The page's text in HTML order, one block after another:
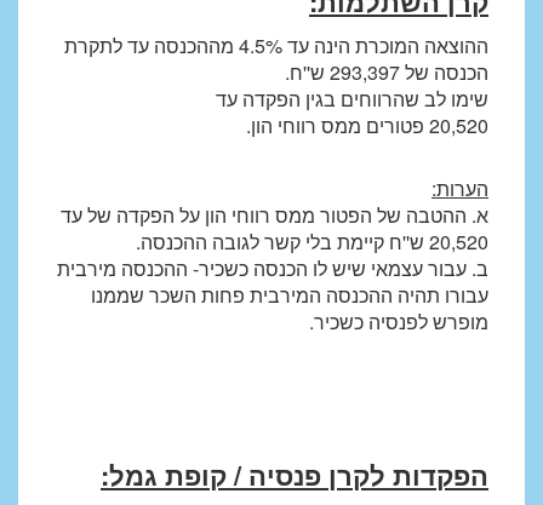
ההוצאה המוכרת הינה עד 4.5% מההכנסה עד לתקרת
הכנסה של 293,397 ש''ח.
שימו לב שהרווחים בגין הפקדה עד
20,520 פטורים ממס רווחי הון.
הערות:
א. ההטבה של הפטור ממס רווחי הון על הפקדה של עד
20,520 ש''ח קיימת בלי קשר לגובה ההכנסה.
ב. עבור עצמאי שיש לו הכנסה כשכיר- ההכנסה מירבית
עבורו תהיה ההכנסה המירבית פחות השכר שממנו
מופרש לפנסיה כשכיר.
הפקדות לקרן פנסיה / קופת גמל: